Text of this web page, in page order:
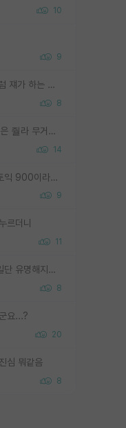
10
9
open ai가 ai대장아님? 그럼 쟤가 하는 말이 다 맞겠네
8
신생랩 1기 출신인데 신생랩은 줠라 무거운 바벨 같은거임. 들면 대박인데 못들면 깔려 죽음. 아무도 알려주지 않는 환경에서 자생해야하지만, 일단 살아남았다면 그 어떤 사람보다 악착같고 생존력 높은 사람으로 거듭날 수 있음
14
뭐 토익같은게 되버린거죠 토익 900이라고 영어잘하는건 아닙니다만 잘하는사람은 다 900을 넘는 그런
9
르더니
11
ㅋㅋㅋㅋㅋㅋ ㅠㅠ 그래서 일단 유명해지는게 중요한거같습니다
8
요...?
20
심 뭐같음
8